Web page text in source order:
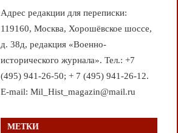
Адрес редакции для переписки:
119160, Москва, Хорошёвское шоссе,
д. 38д, редакция «Военно-
исторического журнала». Тел.: +7
(495) 941-26-50; + 7 (495) 941-26-12.
E-mail: Mil_Hist_magazin@mail.ru
МЕТКИ